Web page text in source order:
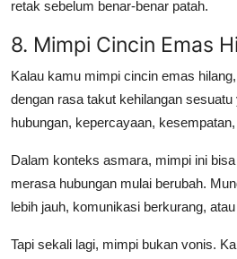
retak sebelum benar-benar patah.
8. Mimpi Cincin Emas
Kalau kamu mimpi cincin emas hilang
dengan rasa takut kehilangan
hubungan, kepercayaan,
Dalam konteks asmara, mimpi ini
merasa hubungan mulai berubah.
lebih jauh, komunikasi berkurang,
Tapi sekali lagi, mimpi bukan vonis.